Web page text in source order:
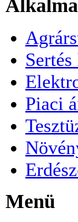
Piaci
Menü